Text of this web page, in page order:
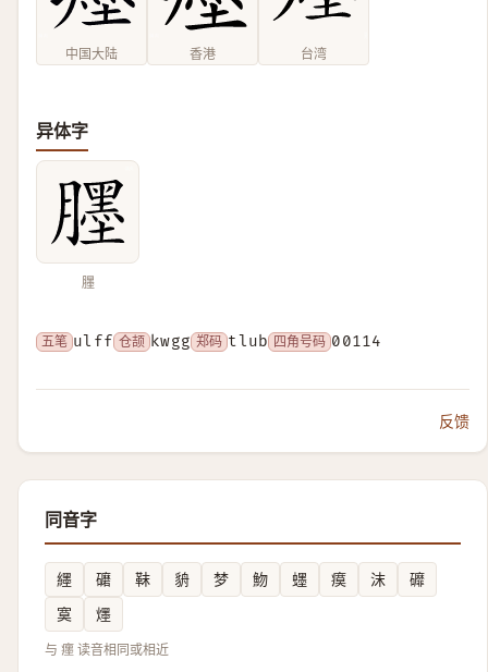
中国大陆 香港 台湾
异体字
𦢓
五笔 ulff 仓颉 kwgg 郑码 tlub 四角号码 00114
反馈
同音字
纆 礳 靺 貈 梦 魩 䘃 瘼 沫
䃺
寞
爅
与 癦 读音相同或相近